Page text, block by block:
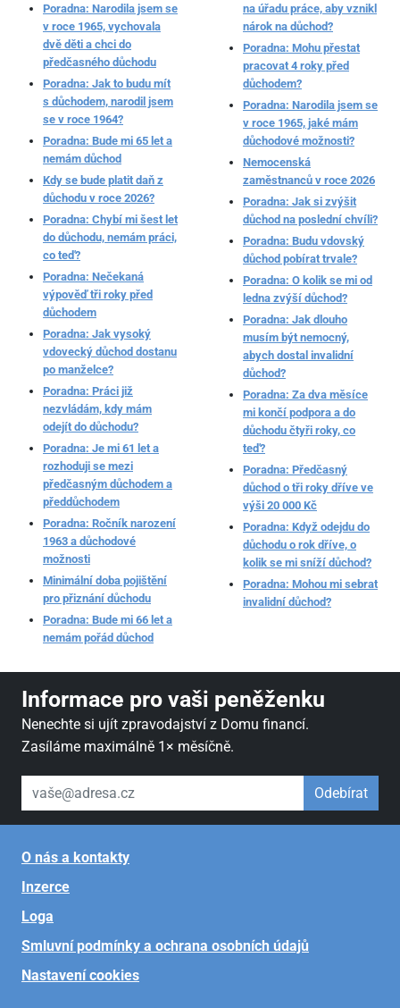
Poradna: Narodila jsem se
v roce 1965, vychovala
dvě děti a chci do
předčasného důchodu
Poradna: Jak to budu mít
s důchodem, narodil jsem
se v roce 1964?
Poradna: Bude mi 65 let a
nemám důchod
Kdy se bude platit daň z
důchodu v roce 2026?
Poradna: Chybí mi šest let
do důchodu, nemám práci,
co teď?
Poradna: Nečekaná
výpověď tři roky před
důchodem
Poradna: Jak vysoký
vdovecký důchod dostanu
po manželce?
Poradna: Práci již
nezvládám, kdy mám
odejít do důchodu?
Poradna: Je mi 61 let a
rozhoduji se mezi
předčasným důchodem a
předdůchodem
Poradna: Ročník narození
1963 a důchodové
možnosti
Minimální doba pojištění
pro přiznání důchodu
Poradna: Bude mi 66 let a
nemám pořád důchod
na úřadu práce, aby vznikl
nárok na důchod?
Poradna: Mohu přestat
pracovat 4 roky před
důchodem?
Poradna: Narodila jsem se
v roce 1965, jaké mám
důchodové možnosti?
Nemocenská
zaměstnanců v roce 2026
Poradna: Jak si zvýšit
důchod na poslední chvíli?
Poradna: Budu vdovský
důchod pobírat trvale?
Poradna: O kolik se mi od
ledna zvýší důchod?
Poradna: Jak dlouho
musím být nemocný,
abych dostal invalidní
důchod?
Poradna: Za dva měsíce
mi končí podpora a do
důchodu čtyři roky, co
teď?
Poradna: Předčasný
důchod o tři roky dříve ve
výši 20 000 Kč
Poradna: Když odejdu do
důchodu o rok dříve, o
kolik se mi sníží důchod?
Poradna: Mohou mi sebrat
invalidní důchod?
Informace pro vaši peněženku
Nenechte si ujít zpravodajství z Domu financí.
Zasíláme maximálně 1× měsíčně.
váš email Odebírat
O nás a kontakty
Inzerce
Loga
Smluvní podmínky a ochrana osobních údajů
Nastavení cookies